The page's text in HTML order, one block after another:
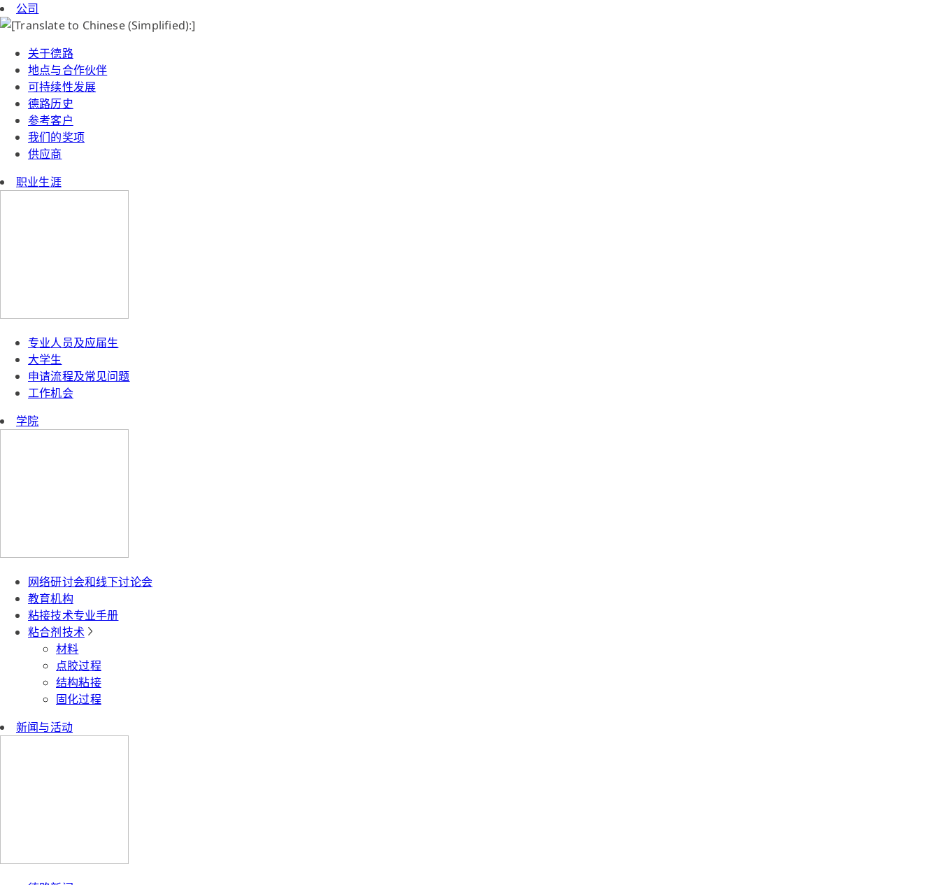
公司
关于德路
地点与合作伙伴
可持续性发展
德路历史
参考客户
我们的奖项
供应商
职业生涯
专业人员及应届生
大学生
申请流程及常见问题
工作机会
学院
网络研讨会和线下讨论会
教育机构
粘接技术专业手册
粘合剂技术
材料
点胶过程
结构粘接
固化过程
新闻与活动